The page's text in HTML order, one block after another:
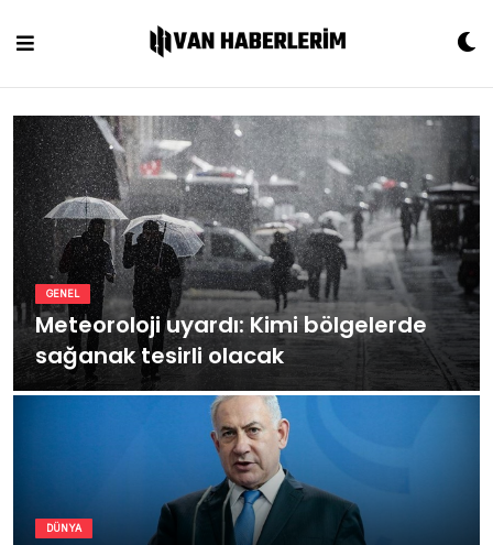
content
GENEL
Meteoroloji uyardı: Kimi bölgelerde
sağanak tesirli olacak
DÜNYA